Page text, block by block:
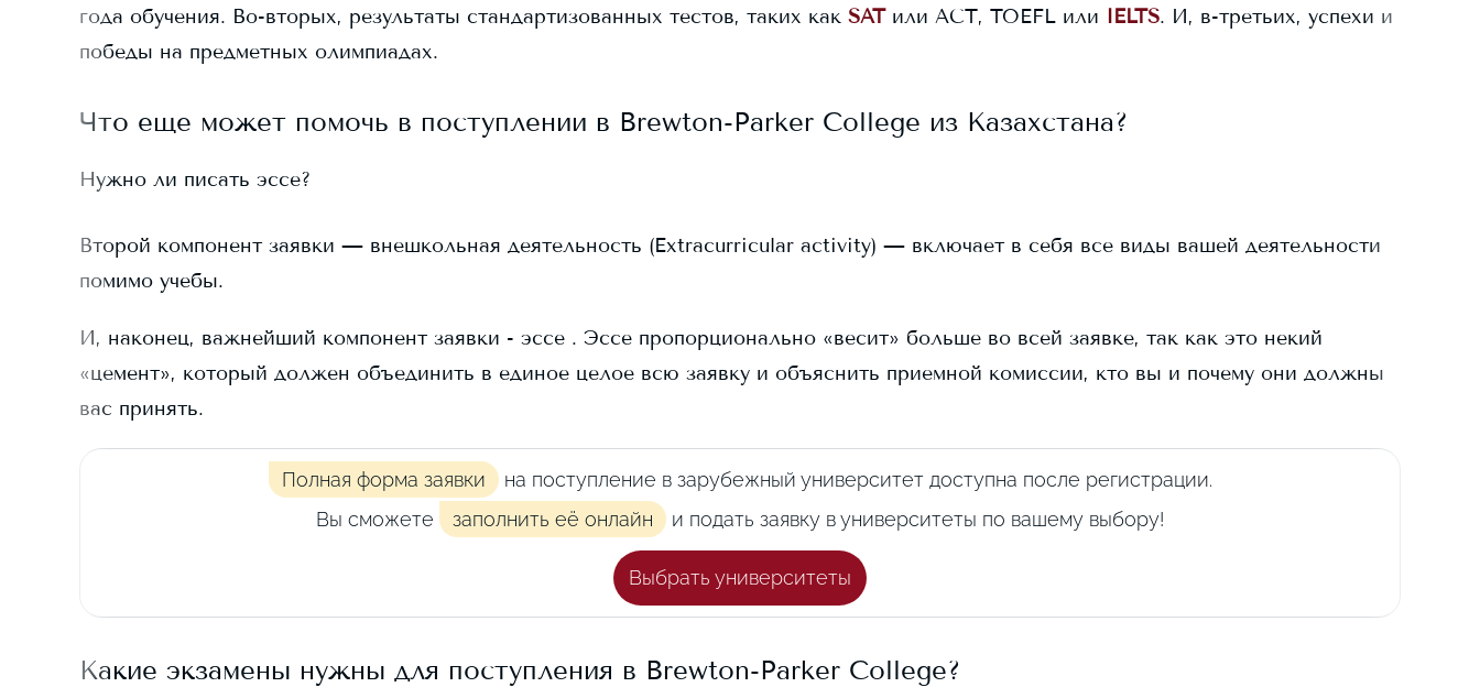
года обучения. Во-вторых, результаты стандартизованных тестов, таких как SAT или ACT, TOEFL или IELTS. И, в-третьих, успехи и
победы на предметных олимпиадах.
Что еще может помочь в поступлении в Brewton-Parker College из Казахстана?
Нужно ли писать эссе?
Второй компонент заявки — внешкольная деятельность (Extracurricular activity) — включает в себя все виды вашей деятельности
помимо учебы.
И, наконец, важнейший компонент заявки - эссе . Эссе пропорционально «весит» больше во всей заявке, так как это некий
«цемент», который должен объединить в единое целое всю заявку и объяснить приемной комиссии, кто вы и почему они должны
вас принять.
Полная форма заявки на поступление в зарубежный университет доступна после регистрации.
Вы сможете
заполнить её онлайн и подать заявку в университеты по вашему выбору!
Выбрать университеты
Какие экзамены нужны для поступления в Brewton-Parker College?